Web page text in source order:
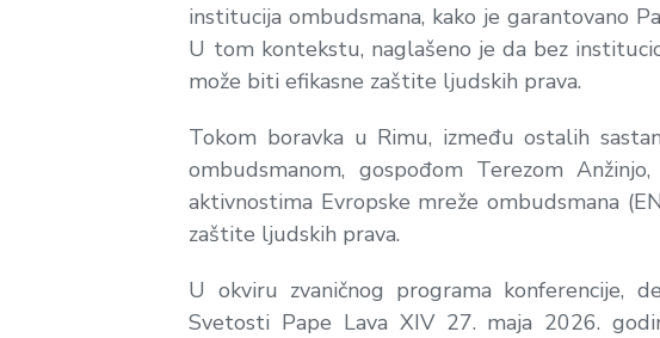
institucija ombudsmana, kako je garantovano
U tom kontekstu, naglašeno je da bez
može biti efikasne zaštite ljudskih prava.
Tokom boravka u Rimu, između ostalih
ombudsmanom, gospođom Terezom
aktivnostima Evropske mreže ombudsmana
zaštite ljudskih prava.
U okviru zvaničnog programa konferencije,
Svetosti Pape Lava XIV 27. maja 2026.